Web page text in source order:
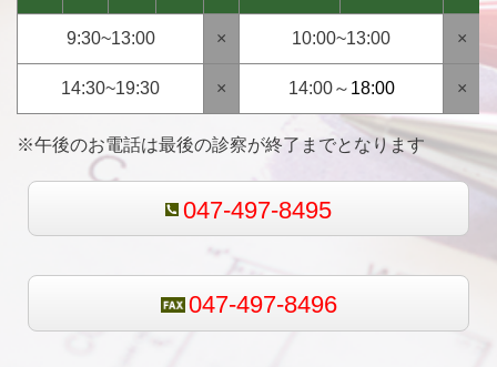
9:30~13:00 × 10:00~13:00 ×
14:30~19:30 × 14:00～ 18:00 ×
※午後のお電話は最後の診察が終了までとなります
047-497-8495
047-497-8496